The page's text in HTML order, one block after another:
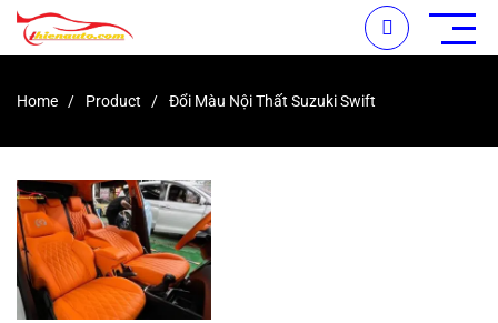
Home Product Đổi Màu Nội Thất Suzuki Swift